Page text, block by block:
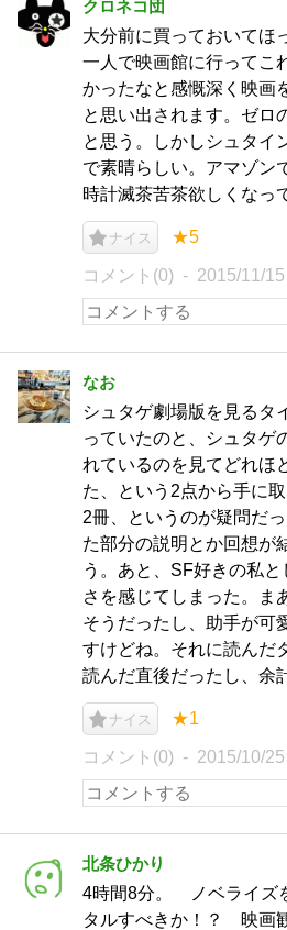
クロネコ団
大分前に買っておいてほ
一人で映画館に行ってこ
かったなと感慨深く映画
と思い出されます。ゼロ
と思う。しかしシュタイ
で素晴らしい。アマゾン
時計滅茶苦茶欲しくなっ
ナイス ★5
コメント(0) 2015/11/15
なお
シュタゲ劇場版を見るタ
っていたのと、シュタゲ
れているのを見てどれほ
た、という2点から手に
2冊、というのが疑問だ
た部分の説明とか回想が
う。あと、SF好きの私
さを感じてしまった。ま
そうだったし、助手が可
すけどね。それに読んだ
読んだ直後だったし、余
ナイス ★1
コメント(0) 2015/10/25
北条ひかり
4時間8分。 ノベライズ
タルすべきか！？ 映画